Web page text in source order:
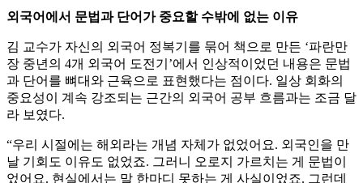
외국어에서 문법과 단어가 중요할 수밖에 없는 이유
김 교수가 자신의 외국어 정복기를 묶어 책으로 만든 ‘파란만
장 중년의 4개 외국어 도전기’에서 인상적이었던 내용은 문법
과 단어를 뼈대와 근육으로 표현했다는 점이다. 일상 회화의
중요성이 계속 강조되는 근간의 외국어 공부 흐름과는 조금 달
라 보였다.
“우리 시절에는 해외라는 개념 자체가 없었어요. 외국인을 만
날 기회도 이유도 없었죠. 그러니 오로지 가르치는 게 문법이
었어요. 현실에서는 말 한마디 못하는 게 사실이었죠. 그런데